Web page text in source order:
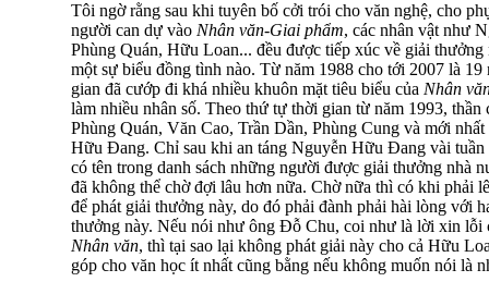
Tôi ngờ rằng sau khi tuyên bố cởi trói cho văn nghệ, cho
người can dự vào Nhân văn-Giai phẩm, các nhân vật như
Phùng Quán, Hữu Loan... đều được tiếp xúc về giải
một sự biểu đồng tình nào. Từ năm 1988 cho tới 2007 là
gian đã cướp đi khá nhiều khuôn mặt tiêu biểu của Nhân
làm nhiều nhân số. Theo thứ tự thời gian từ năm 1993,
Phùng Quán, Văn Cao, Trần Dần, Phùng Cung và mới
Hữu Đang. Chỉ sau khi an táng Nguyễn Hữu Đang vài
có tên trong danh sách những người được giải thưởng nhà
đã không thể chờ đợi lâu hơn nữa. Chờ nữa thì có khi phải
để phát giải thưởng này, do đó phải đành phải hài lòng với
thưởng này. Nếu nói như ông Đỗ Chu, coi như là lời xin lỗi
Nhân văn, thì tại sao lại không phát giải này cho cả Hữu
góp cho văn học ít nhất cũng bằng nếu không muốn nói là